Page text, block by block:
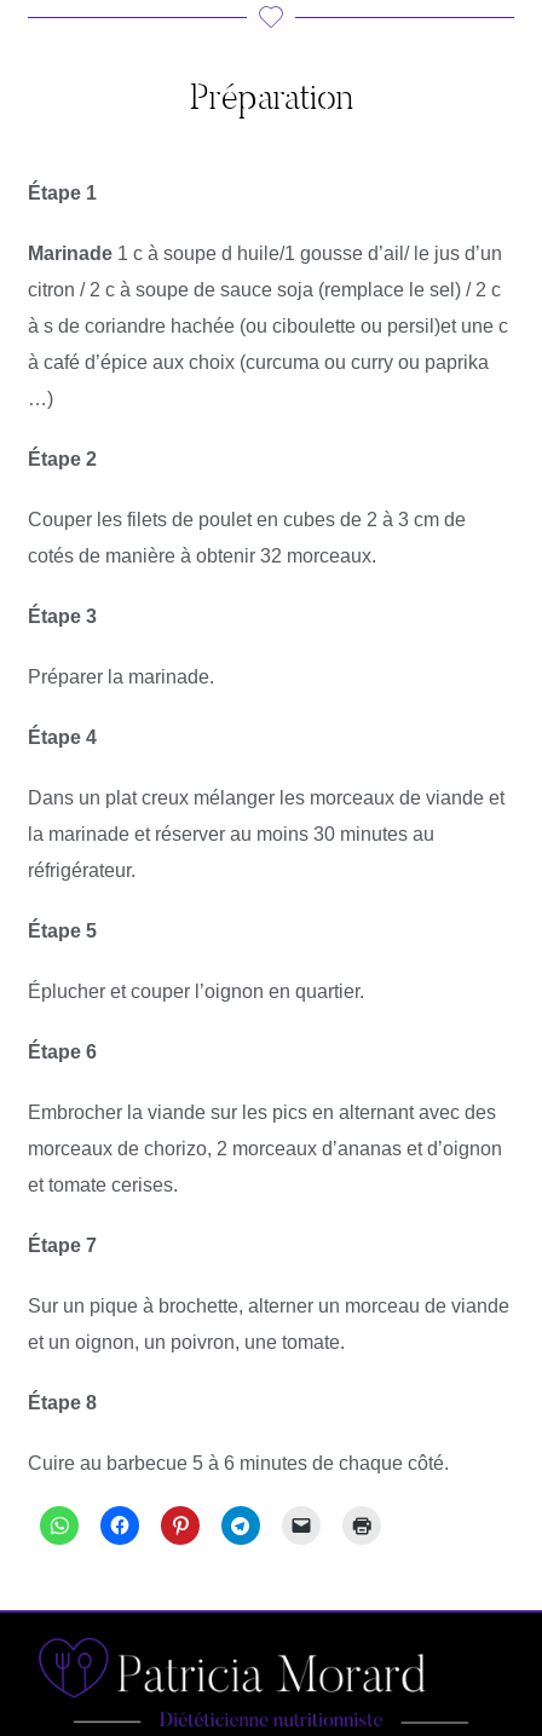
Préparation
Étape 1
Marinade 1 c à soupe d huile/1 gousse d’ail/ le jus d’un
citron / 2 c à soupe de sauce soja (remplace le sel) / 2 c
à s de coriandre hachée (ou ciboulette ou persil)et une c
à café d’épice aux choix (curcuma ou curry ou paprika
…)
Étape 2
Couper les filets de poulet en cubes de 2 à 3 cm de
cotés de manière à obtenir 32 morceaux.
Étape 3
Préparer la marinade.
Étape 4
Dans un plat creux mélanger les morceaux de viande et
la marinade et réserver au moins 30 minutes au
réfrigérateur.
Étape 5
Éplucher et couper l’oignon en quartier.
Étape 6
Embrocher la viande sur les pics en alternant avec des
morceaux de chorizo, 2 morceaux d’ananas et d’oignon
et tomate cerises.
Étape 7
Sur un pique à brochette, alterner un morceau de viande
et un oignon, un poivron, une tomate.
Étape 8
Cuire au barbecue 5 à 6 minutes de chaque côté.